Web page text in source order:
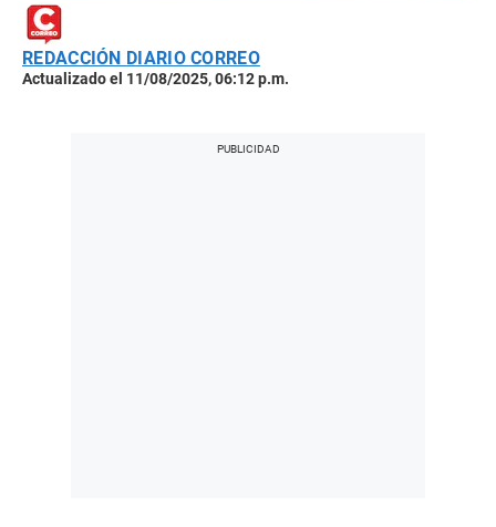
REDACCIÓN DIARIO CORREO
Actualizado el 11/08/2025, 06:12 p.m.